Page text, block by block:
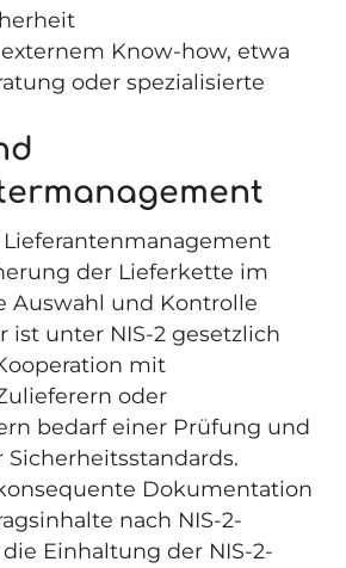
Know-how, etwa
oder spezialisierte
der Lieferkette im
Auswahl und Kontrolle
ist unter NIS-2 gesetzlich
mit
oder
bedarf einer Prüfung und
Dokumentation
nach NIS-2-
Einhaltung der NIS-2-